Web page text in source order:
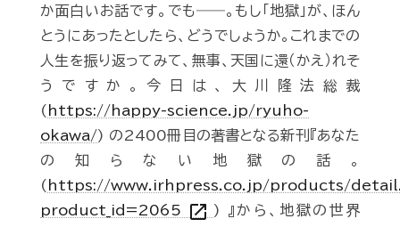
か面白いお話です。でも――。もし「地獄」が、ほん
とうにあったとしたら、どうでしょうか。これまでの
人生を振り返ってみて、無事、天国に還（かえ）れそ
うですか。今日は、大川隆法総裁
( https://happy-science.jp/ryuho-
okawa/) の2400冊目の著書となる新刊『あなた
の知らない地獄の話。
( https://www.irhpress.co.jp/products/
product_id=2065 open_in_new ) 』から、地獄の世界